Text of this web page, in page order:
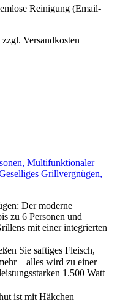
Reinigung (Email-
Versandkosten
Multifunktionaler
Grillvergnügen,
Der moderne
zu 6 Personen und
mit einer integrierten
Sie saftiges Fleisch,
– alles wird zu einer
1.500 Watt
ist mit Häkchen